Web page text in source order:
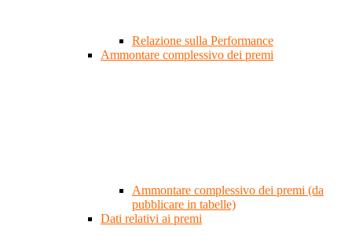
Relazione sulla Performance
Ammontare complessivo dei premi
Ammontare complessivo dei premi (da
pubblicare in tabelle)
Dati relativi ai premi